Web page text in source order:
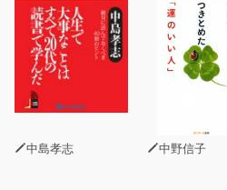
Aも掲載。
普通に読むことはもちろん、
で読むなど、事典のような使い
＜掲載されている言いかえフレ
×さっきも聞いたでしょ？ ⇒
中島孝志 中野信子